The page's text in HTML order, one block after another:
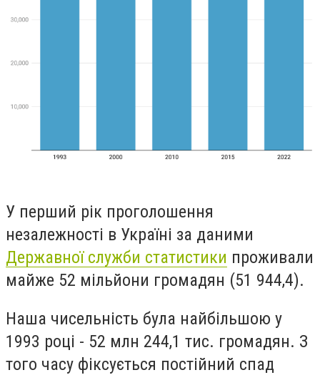
У перший рік проголошення
незалежності в Україні за даними
Державної служби статистики проживали
майже 52 мільйони громадян (51 944,4).
Наша чисельність була найбільшою у
1993 році - 52 млн 244,1 тис. громадян. З
того часу фіксується постійний спад